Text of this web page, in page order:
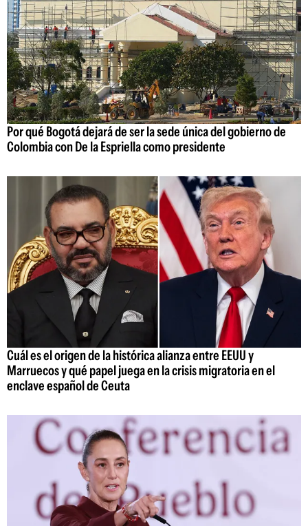
Por qué Bogotá dejará de ser la sede única del gobierno de
Colombia con De la Espriella como presidente
Cuál es el origen de la histórica alianza entre EEUU y
Marruecos y qué papel juega en la crisis migratoria en el
enclave español de Ceuta